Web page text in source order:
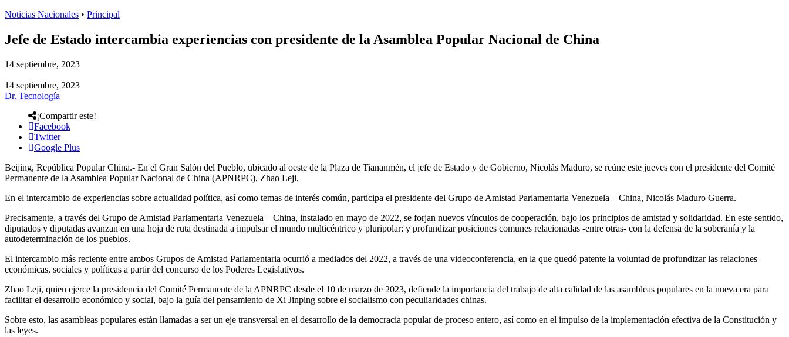
Noticias Nacionales • Principal
Jefe de Estado intercambia experiencias con presidente de la Asamblea Popular Nacional de China
14 septiembre, 2023
14 septiembre, 2023
Dr. Tecnología
¡Compartir este!
Facebook
Twitter
Google Plus
Beijing, República Popular China.- En el Gran Salón del Pueblo, ubicado al oeste de la Plaza de Tiananmén, el jefe de Estado y de Gobierno, Nicolás Maduro, se reúne este jueves con el presidente del Comité
Permanente de la Asamblea Popular Nacional de China (APNRPC), Zhao Leji.
En el intercambio de experiencias sobre actualidad política, así como temas de interés común, participa el presidente del Grupo de Amistad Parlamentaria Venezuela – China, Nicolás Maduro Guerra.
Precisamente, a través del Grupo de Amistad Parlamentaria Venezuela – China, instalado en mayo de 2022, se forjan nuevos vínculos de cooperación, bajo los principios de amistad y solidaridad. En este sentido,
diputados y diputadas avanzan en una hoja de ruta destinada a impulsar el mundo multicéntrico y pluripolar; y profundizar posiciones comunes relacionadas -entre otras- con la defensa de la soberanía y la
autodeterminación de los pueblos.
El intercambio más reciente entre ambos Grupos de Amistad Parlamentaria ocurrió a mediados del 2022, a través de una videoconferencia, en la que quedó patente la voluntad de profundizar las relaciones
económicas, sociales y políticas a partir del concurso de los Poderes Legislativos.
Zhao Leji, quien ejerce la presidencia del Comité Permanente de la APNRPC desde el 10 de marzo de 2023, defiende la importancia del trabajo de alta calidad de las asambleas populares en la nueva era para
facilitar el desarrollo económico y social, bajo la guía del pensamiento de Xi Jinping sobre el socialismo con peculiaridades chinas.
Sobre esto, las asambleas populares están llamadas a ser un eje transversal en el desarrollo de la democracia popular de proceso entero, así como en el impulso de la implementación efectiva de la Constitución y
las leyes.